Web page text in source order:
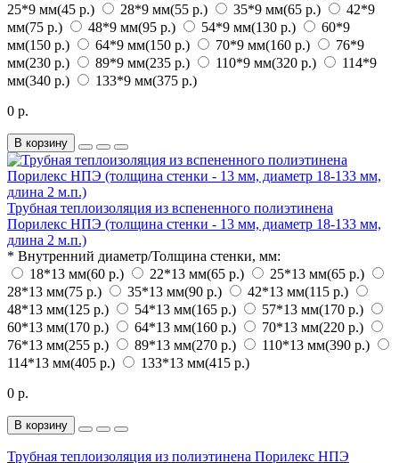
25*9 мм(45 р.) 28*9 мм(55 р.) 35*9 мм(65 р.)
42*9
мм(75 р.) 48*9 мм(95 р.) 54*9 мм(130 р.)
60*9
мм(150 р.) 64*9 мм(150 р.) 70*9 мм(160 р.)
76*9
мм(230 р.) 89*9 мм(235 р.) 110*9 мм(320 р.)
114*9
мм(340 р.) 133*9 мм(375 р.)
0 р.
В корзину
Трубная теплоизоляция из вспененного полиэтинена
Порилекс НПЭ (толщина стенки - 13 мм, диаметр 18-133 мм,
длина 2 м.п.)
* Внутренний диаметр/Толщина стенки, мм:
18*13 мм(60 р.) 22*13 мм(65 р.) 25*13 мм(65 р.)
28*13 мм(75 р.) 35*13 мм(90 р.) 42*13 мм(115 р.)
48*13 мм(125 р.) 54*13 мм(165 р.) 57*13 мм(170 р.)
60*13 мм(170 р.) 64*13 мм(160 р.) 70*13 мм(220 р.)
76*13 мм(255 р.) 89*13 мм(270 р.) 110*13 мм(390 р.)
114*13 мм(405 р.) 133*13 мм(415 р.)
0 р.
В корзину
Трубная теплоизоляция из полиэтинена Порилекс НПЭ